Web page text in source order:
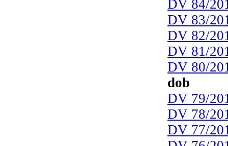
DV 84/
DV 83/
DV 82/
DV 81/
DV 80/
dob
DV 79/
DV 78/
DV 77/